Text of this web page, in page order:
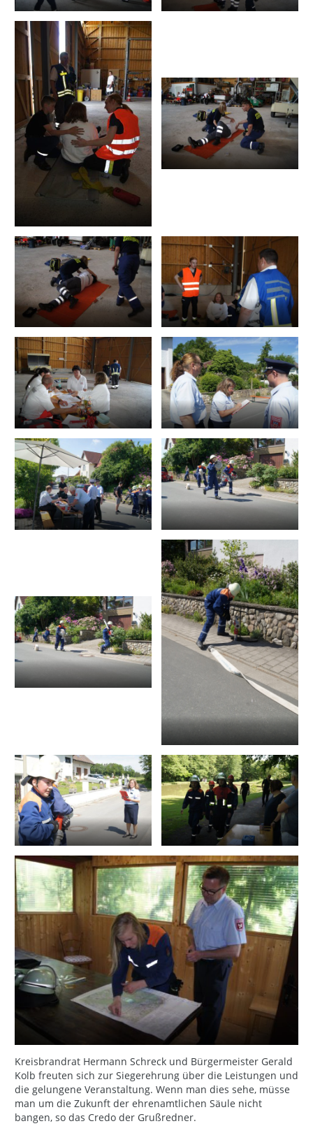
Kreisbrandrat Hermann Schreck und Bürgermeister Gerald
Kolb freuten sich zur Siegerehrung über die Leistungen und
die gelungene Veranstaltung. Wenn man dies sehe, müsse
man um die Zukunft der ehrenamtlichen Säule nicht
bangen, so das Credo der Grußredner.